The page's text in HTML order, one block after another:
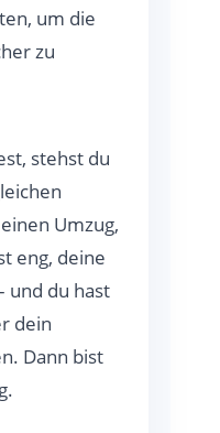
um die
zu
stehst du
Umzug,
eng, deine
und du hast
dein
Dann bist